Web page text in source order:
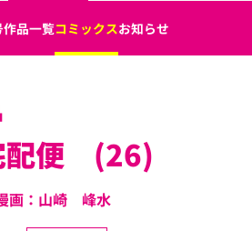
作品一覧コミックスお知らせ
配便 (26)
画：山崎 峰水